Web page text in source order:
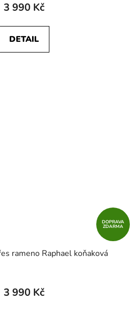
3 990 Kč
DETAIL
DOPRAVA
ZDARMA
rameno Raphael koňaková
3 990 Kč